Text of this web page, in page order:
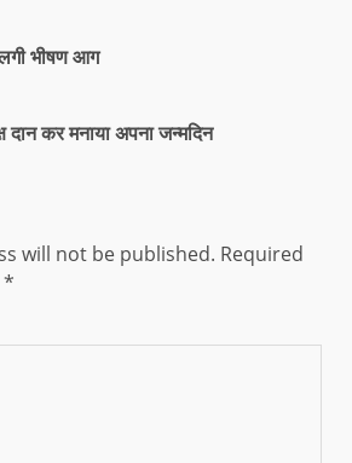
लगी भीषण आग
कर मनाया अपना जन्मदिन
will not be published. Required
*